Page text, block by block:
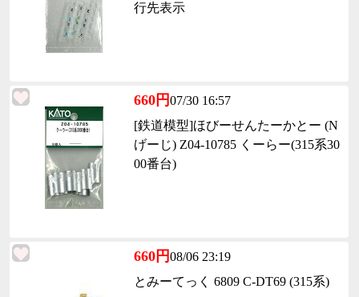
行先表示
660円07/30 16:57
[鉄道模型]ほびーせんたーかとー (N
げーじ) Z04-10785 くーらー(315系30
00番台)
660円08/06 23:19
とみーてっく 6809 C-DT69 (315系)